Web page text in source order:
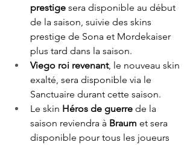
prestige sera disponible au début
de la saison, suivie des skins
prestige de Sona et Mordekaiser
plus tard dans la saison.
Viego roi revenant, le nouveau skin
exalté, sera disponible via le
Sanctuaire durant cette saison.
Le skin Héros de guerre de la
saison reviendra à Braum et sera
disponible pour tous les joueurs